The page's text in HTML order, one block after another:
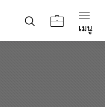
เมนู